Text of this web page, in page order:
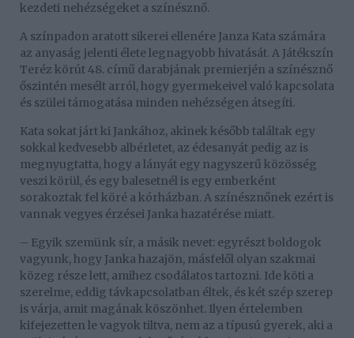
kezdeti nehézségeket a színésznő.
A színpadon aratott sikerei ellenére Janza Kata számára
az anyaság jelenti élete legnagyobb hivatását. A Játékszín
Teréz körút 48. című darabjának premierjén a színésznő
őszintén mesélt arról, hogy gyermekeivel való kapcsolata
és szülei támogatása minden nehézségen átsegíti.
Kata sokat járt ki Jankához, akinek később találtak egy
sokkal kedvesebb albérletet, az édesanyát pedig az is
megnyugtatta, hogy a lányát egy nagyszerű közösség
veszi körül, és egy balesetnél is egy emberként
sorakoztak fel köré a kórházban. A színésznőnek ezért is
vannak vegyes érzései Janka hazatérése miatt.
– Egyik szemünk sír, a másik nevet: egyrészt boldogok
vagyunk, hogy Janka hazajön, másfelől olyan szakmai
közeg része lett, amihez csodálatos tartozni. Ide köti a
szerelme, eddig távkapcsolatban éltek, és két szép szerep
is várja, amit magának köszönhet. Ilyen értelemben
kifejezetten le vagyok tiltva, nem az a típusú gyerek, aki a